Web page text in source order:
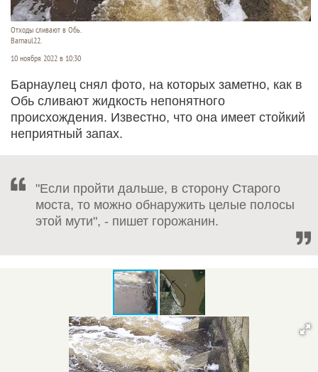
Отходы сливают в Обь.
Barnaul22.
10 ноября 2022 в 10:30
Барнаулец снял фото, на которых заметно, как в
Обь сливают жидкость непонятного
происхождения. Известно, что она имеет стойкий
неприятный запах.
"Если пройти дальше, в сторону Старого
моста, то можно обнаружить целые полосы
этой мути", - пишет горожанин.